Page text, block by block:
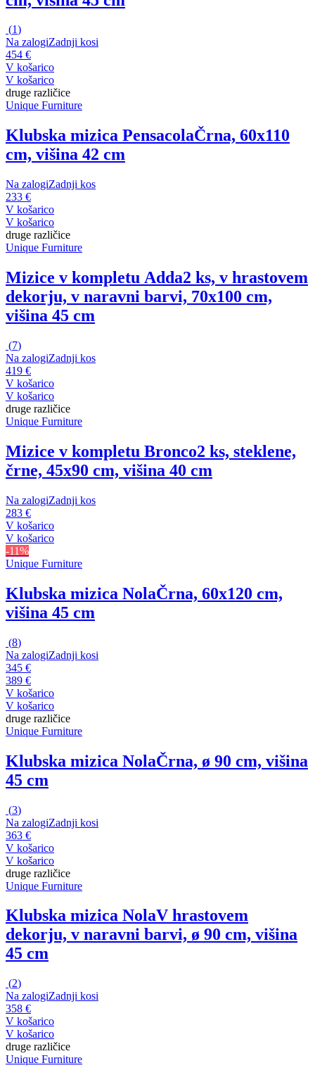
(1)
Na zalogiZadnji kosi
454 €
V košarico
V košarico
druge različice
Unique Furniture
Klubska mizica PensacolaČrna, 60x110
cm, višina 42 cm
Na zalogiZadnji kos
233 €
V košarico
V košarico
druge različice
Unique Furniture
Mizice v kompletu Adda2 ks, v hrastovem
dekorju, v naravni barvi, 70x100 cm,
višina 45 cm
(7)
Na zalogiZadnji kos
419 €
V košarico
V košarico
druge različice
Unique Furniture
Mizice v kompletu Bronco2 ks, steklene,
črne, 45x90 cm, višina 40 cm
Na zalogiZadnji kos
283 €
V košarico
V košarico
-11%
Unique Furniture
Klubska mizica NolaČrna, 60x120 cm,
višina 45 cm
(8)
Na zalogiZadnji kosi
345 €
389 €
V košarico
V košarico
druge različice
Unique Furniture
Klubska mizica NolaČrna, ø 90 cm, višina
45 cm
(3)
Na zalogiZadnji kosi
363 €
V košarico
V košarico
druge različice
Unique Furniture
Klubska mizica NolaV hrastovem
dekorju, v naravni barvi, ø 90 cm, višina
45 cm
(2)
Na zalogiZadnji kosi
358 €
V košarico
V košarico
druge različice
Unique Furniture